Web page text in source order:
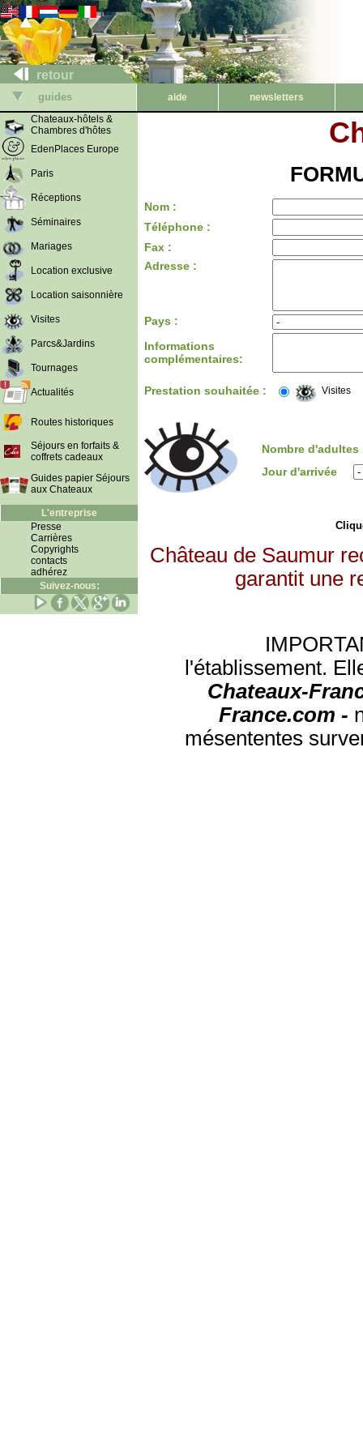
retour
guides aide
newsletters
Chateaux-hôtels &
Chambres d'hôtes
EdenPlaces Europe
Paris
Réceptions
Séminaires
Mariages
Location exclusive
Location saisonnière
Visites
Parcs&Jardins
Tournages
Actualités
Routes historiques
Séjours en forfaits &
coffrets cadeaux
Guides papier Séjours
aux Chateaux
L'entreprise
Presse
Carrières
Copyrights
contacts
adhérez
Suivez-nous:
Nom :
Téléphone :
Fax :
Adresse :
Pays :
Informations
complémentaires:
Prestation souhaitée : Visites
Nombre
Jour d'arrivée
Château de Saumur
garantit une
l'établissement.
Chateaux-
France.com -
mésententes